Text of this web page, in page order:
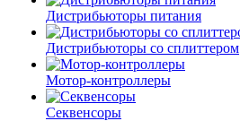
Дистрибьюторы питания
Дистрибьюторы со сплиттером
Мотор-контроллеры
Секвенсоры